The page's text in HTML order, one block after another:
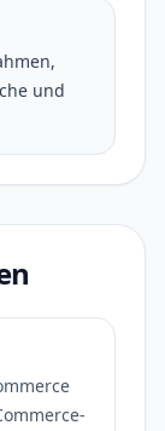
und